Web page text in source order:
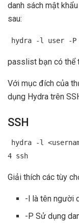
danh sách mật
sau:
hydra -l user -
passlist bạn có thể
Với mục đích của
dụng Hydra trên
SSH
hydra -l
4 ssh
Giải thích các tùy
-l là tên người
-P Sử dụng